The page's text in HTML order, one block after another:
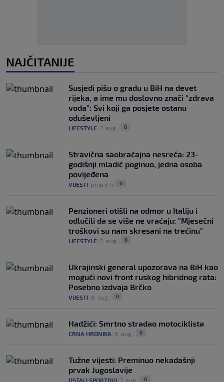
NAJČITANIJE
Susjedi pišu o gradu u BiH na devet
rijeka, a ime mu doslovno znači "zdrava
voda": Svi koji ga posjete ostanu
oduševljeni
LIFESTYLE 7. aug. 0
Stravična saobraćajna nesreća: 23-
godišnji mladić poginuo, jedna osoba
povijeđena
VIJESTI prije 3 h 0
Penzioneri otišli na odmor u Italiju i
odlučili da se više ne vraćaju: "Mjesečni
troškovi su nam skresani na trećinu"
LIFESTYLE 5. aug. 0
Ukrajinski general upozorava na BiH kao
mogući novi front ruskog hibridnog rata:
Posebno izdvaja Brčko
VIJESTI 8. aug. 0
Hadžići: Smrtno stradao motociklista
CRNA HRONIKA 8. aug. 0
Tužne vijesti: Preminuo nekadašnji
prvak Jugoslavije
OSTALI SPORTOVI 7. aug. 0